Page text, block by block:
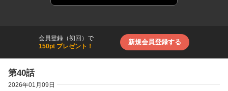
会員登録（初回）で
150pt プレゼント！
新規会員登録する
第40話
2026年01月09日